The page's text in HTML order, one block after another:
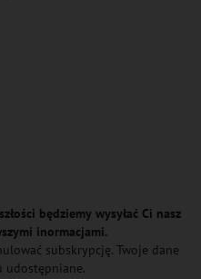
będziemy wysyłać Ci nasz
inormacjami.
subskrypcję. Twoje dane
udostępniane.